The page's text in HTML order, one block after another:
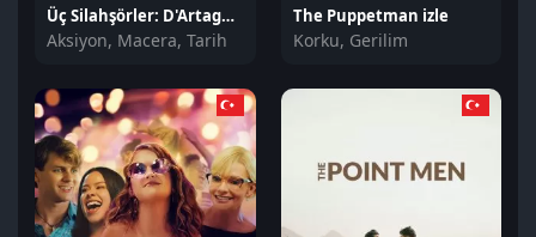
Üç Silahşörler: D'Artagnan izle
Aksiyon, Macera, Tarih
The Puppetman izle
Korku, Gerilim